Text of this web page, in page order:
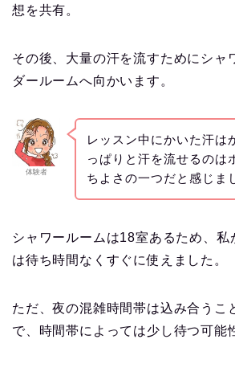
想を共有。
その後、大量の汗を流すためにシャ
ダールームへ向かいます。
体験者
レッスン中にかいた汗は
っぱりと汗を流せるのは
ちよさの一つだと感じま
シャワールームは18室あるため、私
は待ち時間なくすぐに使えました。
ただ、夜の混雑時間帯は込み合うこ
で、時間帯によっては少し待つ可能